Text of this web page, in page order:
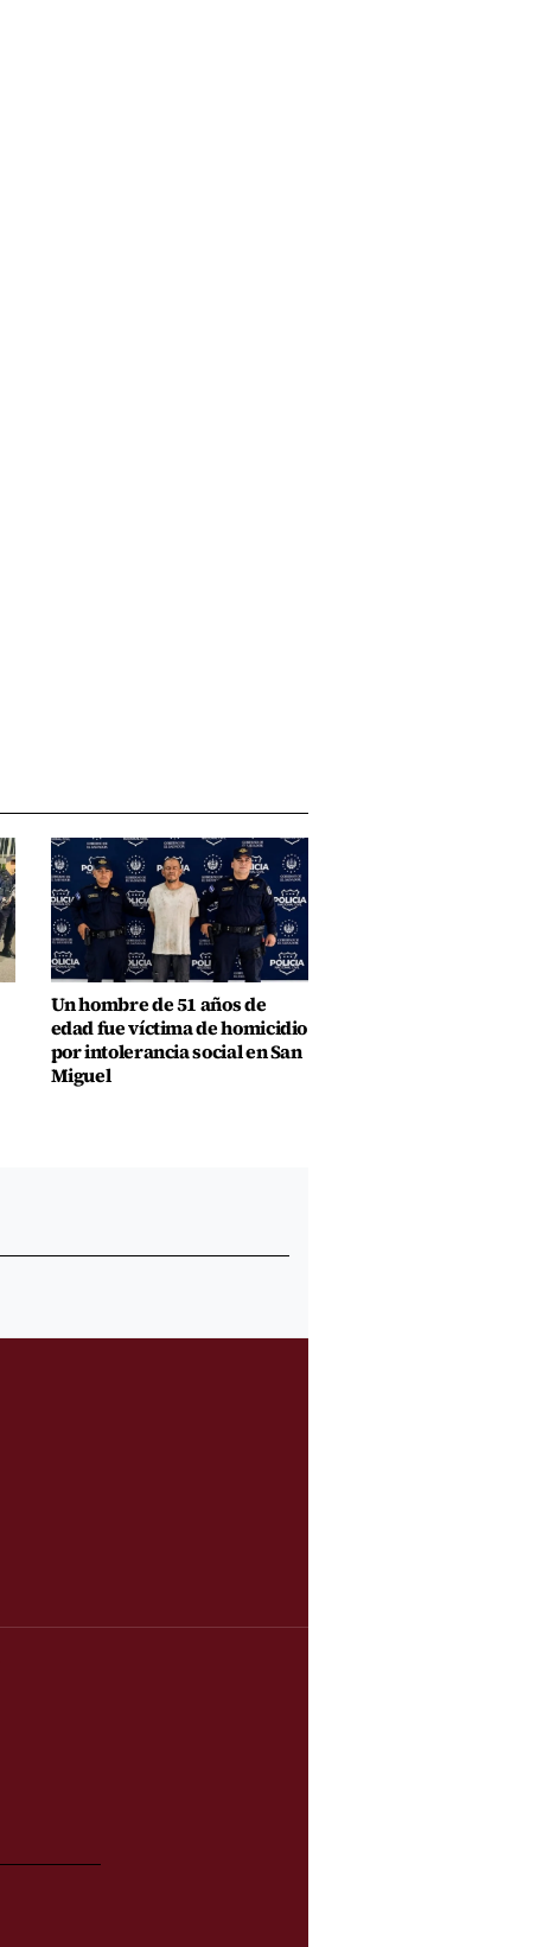
Un hombre de 51 años de
edad fue víctima de homicidio
por intolerancia social en San
Miguel